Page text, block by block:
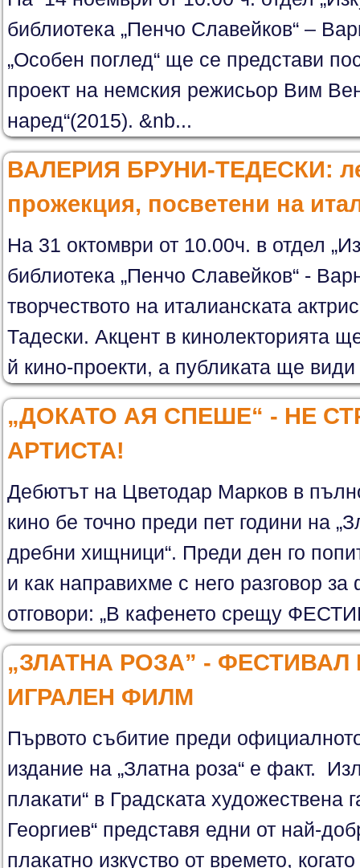
библиотека „Пенчо Славейков“ –
„Особен поглед“ ще се представи
проект на немския режисьор Вим
наред“(2015). &nb...
ВАЛЕРИЯ БРУНИ-ТЕДЕСКИ:
прожекция, посветени на
На 31 октомври от 10.00ч. в отдел
библиотека „Пенчо Славейков“ -
творчеството на италианската
Тадески. Акцент в кинолекторията
й кино-проекти, а публиката ще
„ДОКАТО АЯ СПЕШЕ“ - НЕ
АРТИСТА!
Дебютът на Цветодар Марков в
кино бе точно преди пет години на
дребни хищници“. Преди ден го
и как направихме с него разговор
отговори: „В кафенето срещу
„ЗЛАТНА РОЗА” -
ИГРАЛЕН ФИЛМ
Първото събитие преди
издание на „Златна роза“ е факт.
плакати“ в Градската художествена
Георгиев“ представя едни от най-
плакатно изкуство от времето,